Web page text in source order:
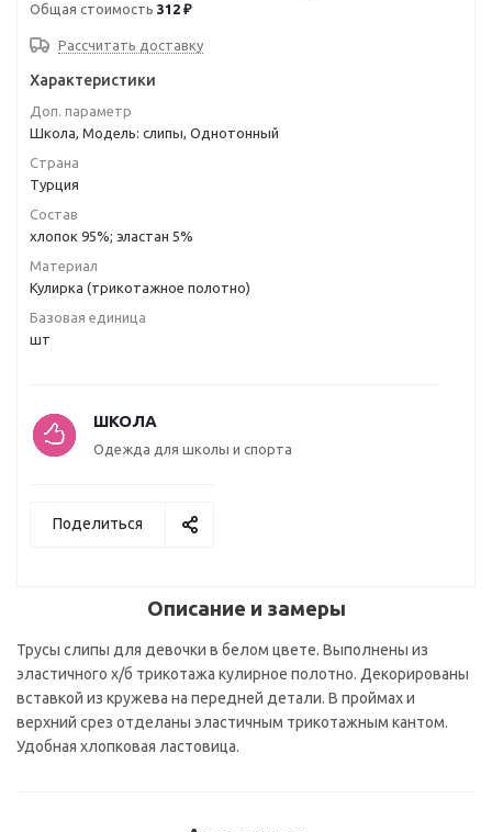
Общая стоимость 312 ₽
Рассчитать доставку
Характеристики
Доп. параметр
Школа, Модель: слипы, Однотонный
Страна
Турция
Состав
хлопок 95%; эластан 5%
Материал
Кулирка (трикотажное полотно)
Базовая единица
шт
ШКОЛА
Одежда для школы и спорта
Поделиться
Описание и замеры
Трусы слипы для девочки в белом цвете. Выполнены из
эластичного х/б трикотажа кулирное полотно. Декорированы
вставкой из кружева на передней детали. В проймах и
верхний срез отделаны эластичным трикотажным кантом.
Удобная хлопковая ластовица.